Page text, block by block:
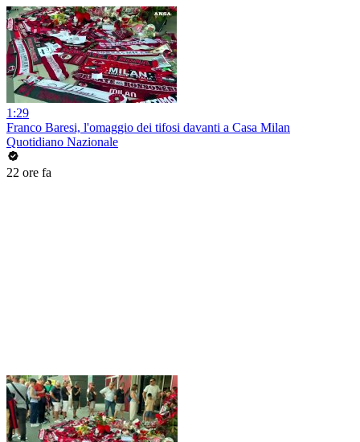
1:29
Franco Baresi, l'omaggio dei tifosi davanti a Casa Milan
Quotidiano Nazionale
22 ore fa